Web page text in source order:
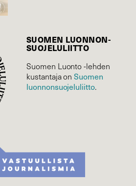
SUOMEN LUONNON­
SUOJELU­LIITTO
Suomen Luonto -lehden
kustantaja onSuomen
luonnonsuojelu­liitto.